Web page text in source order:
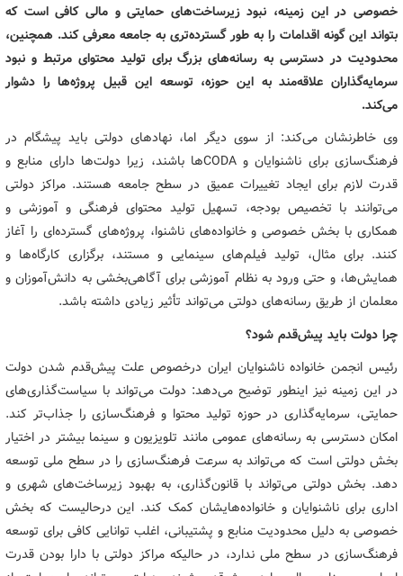
خصوصی در این زمینه، نبود زیرساخت‌های حمایتی و مالی کافی است که
بتواند این گونه اقدامات را به طور گسترده‌تری به جامعه معرفی کند. همچنین،
محدودیت در دسترسی به رسانه‌های بزرگ برای تولید محتوای مرتبط و نبود
سرمایه‌گذاران علاقه‌مند به این حوزه، توسعه این قبیل پروژه‌ها را دشوار
می‌کند.
وی خاطرنشان می‌کند: از سوی دیگر اما، نهادهای دولتی باید پیشگام در
فرهنگ‌سازی برای ناشنوایان و CODAها باشند، زیرا دولت‌ها دارای منابع و
قدرت لازم برای ایجاد تغییرات عمیق در سطح جامعه هستند. مراکز دولتی
می‌توانند با تخصیص بودجه، تسهیل تولید محتوای فرهنگی و آموزشی و
همکاری با بخش خصوصی و خانواده‌های ناشنوا، پروژه‌های گسترده‌ای را آغاز
کنند. برای مثال، تولید فیلم‌های سینمایی و مستند، برگزاری کارگاه‌ها و
همایش‌ها، و حتی ورود به نظام آموزشی برای آگاهی‌بخشی به دانش‌آموزان و
معلمان از طریق رسانه‌های دولتی می‌تواند تأثیر زیادی داشته باشد.
چرا دولت باید پیش‌قدم شود؟
رئیس انجمن خانواده ناشنوایان ایران درخصوص علت پیش‌قدم شدن دولت
در این زمینه نیز اینطور توضیح می‌دهد: دولت می‌تواند با سیاست‌گذاری‌های
حمایتی، سرمایه‌گذاری در حوزه تولید محتوا و فرهنگ‌سازی را جذاب‌تر کند.
امکان دسترسی به رسانه‌های عمومی مانند تلویزیون و سینما بیشتر در اختیار
بخش دولتی است که می‌تواند به سرعت فرهنگ‌سازی را در سطح ملی توسعه
دهد. بخش دولتی می‌تواند با قانون‌گذاری، به بهبود زیرساخت‌های شهری و
اداری برای ناشنوایان و خانواده‌هایشان کمک کند. این درحالیست که بخش
خصوصی به دلیل محدودیت منابع و پشتیبانی، اغلب توانایی کافی برای توسعه
فرهنگ‌سازی در سطح ملی ندارد، در حالیکه مراکز دولتی با دارا بودن قدرت